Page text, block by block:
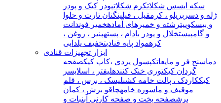
سکه ایسس شکلاتکرم شکلاتپودر کیک و پودر
ژله و دسر بریلو ، کرمفیل ، فیلینگنان تارت و حلوا
و بیسکوییترشته و خمیرهای آمادهخمیر فوندانت
و گامپیستخلال و پودر بادام ، پستهپنیر ، روغن ،
کرهمواد پایه قنادیتخفیف یلدایی
ابزار تجهیزات قنادی
دماسنج فر و مایعاتکپسول یزدی ،کاپ کیکصفحه
گردان کیکتوری خنک کنندهلیفتر ، اسلایسر
کیککاردک ، پالت خامه کشیلیسک ، برس ، قلم
موقیف و ماسوره خامهچاقو برش ، کمان
برشصفحه پخت و صفحه کار نی آبنبات و